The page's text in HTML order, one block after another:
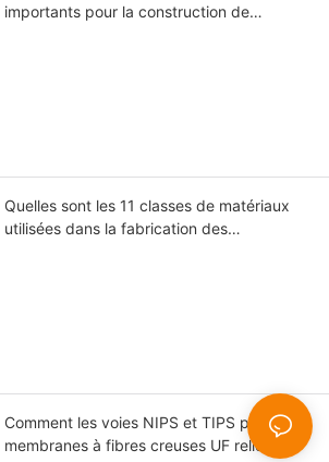
importants pour la construction de
Quelles sont les 11 classes de matériaux
utilisées dans la fabrication des
Comment les voies NIPS et TIPS pour les
membranes à fibres creuses UF relient-